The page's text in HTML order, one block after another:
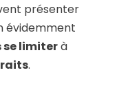
présenter
évidemment
se limiterà
.